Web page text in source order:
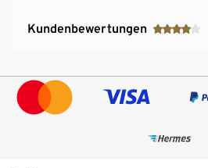
Kundenbewertungen